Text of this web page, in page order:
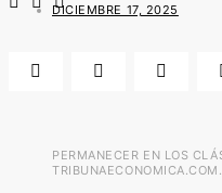
DICIEMBRE 17, 2025
PERMANECER EN LOS